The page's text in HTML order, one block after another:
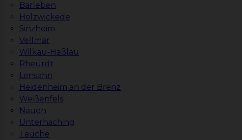
Barleben
Holzwickede
Sinzheim
Vellmar
Wilkau-Haßlau
Rheurdt
Lensahn
Heidenheim an der Brenz
Weißenfels
Nauen
Unterhaching
Tauche